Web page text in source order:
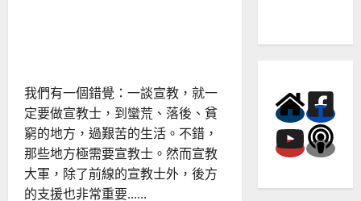
我們有一個錯覺：一談宣教，就一
定要做宣教士，到蠻荒、落後、貧
窮的地方，過艱苦的生活。不錯，
那些地方極需要宣教士。然而宣教
大軍，除了前線的宣教士外，後方
的支援也非常重要......